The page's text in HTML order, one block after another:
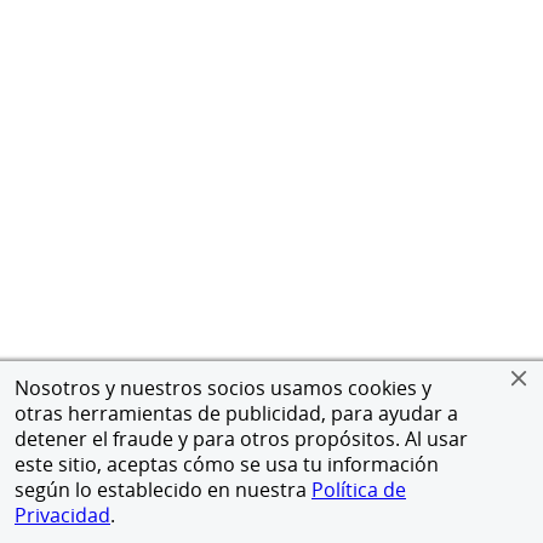
Nosotros y nuestros socios usamos cookies y
otras herramientas de publicidad, para ayudar a
detener el fraude y para otros propósitos. Al usar
este sitio, aceptas cómo se usa tu información
según lo establecido en nuestra Política de
Privacidad.